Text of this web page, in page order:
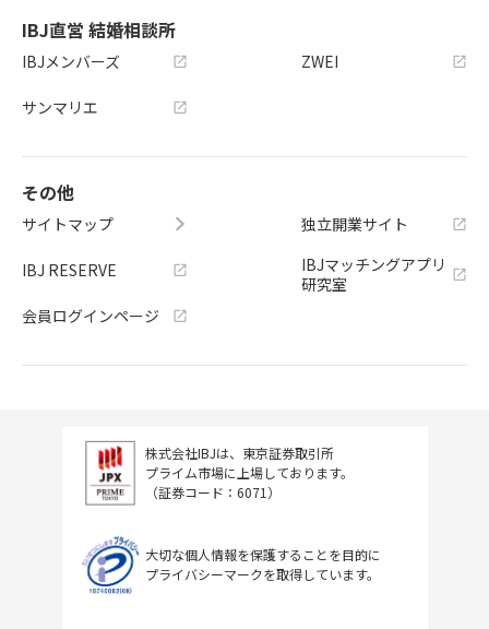
IBJ直営 結婚相談所
IBJメンバーズ
サンマリエ
ZWEI
その他
サイトマップ
IBJ RESERVE
会員ログインページ
独立開業サイト
IBJマッチングアプリ
研究室
株式会社IBJは、東京証券取引所
プライム市場に上場しております。
（証券コード：6071）
大切な個人情報を保護することを目的に
プライバシーマークを取得しています。